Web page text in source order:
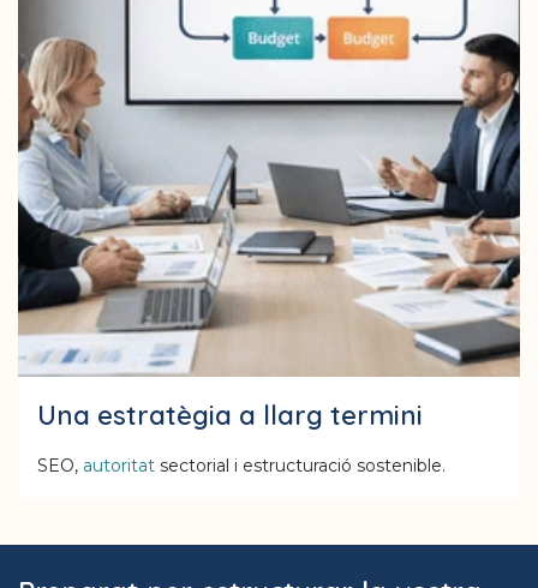
Una estratègia a llarg termini
SEO, autoritat sectorial i estructuració sostenible.